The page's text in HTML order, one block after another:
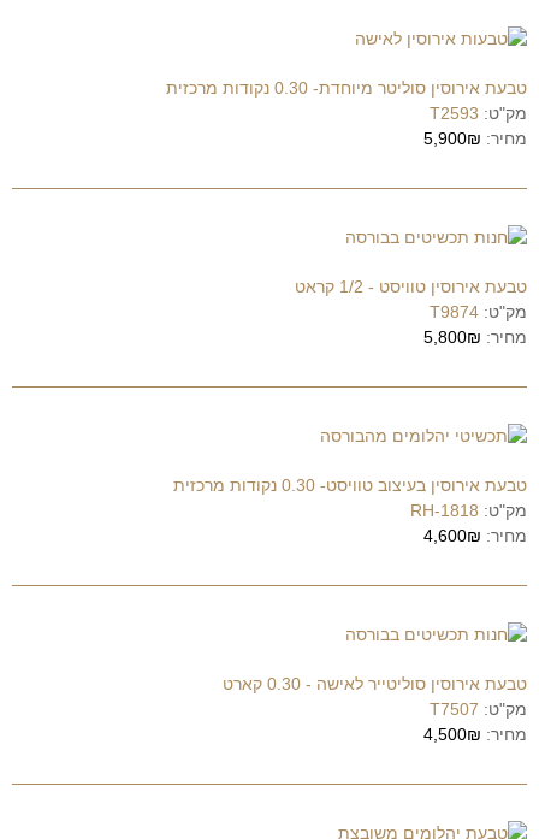
טבעת אירוסין סוליטר מיוחדת- 0.30 נקודות מרכזית
מק"ט: T2593
מחיר: 5,900₪
טבעת אירוסין טוויסט - 1/2 קראט
מק"ט: T9874
מחיר: 5,800₪
טבעת אירוסין בעיצוב טוויסט- 0.30 נקודות מרכזית
מק"ט: RH-1818
מחיר: 4,600₪
טבעת אירוסין סוליטייר לאישה - 0.30 קארט
מק"ט: T7507
מחיר: 4,500₪